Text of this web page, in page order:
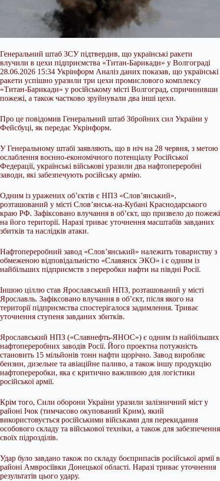
Генеральний штаб ЗСУ підтвердив, що українські ракети
влучили в цехи підприємства «Титан-Барикади» у Волгограді
28.06.2026 15:34 Укрінформ Аналіз даних показав, що українські
ракети успішно уразили три цехи промислового комплексу
«Титан-Барикади» у російському місті Волгоград, спричинивши
пожежі, а також частково зруйнували два інші цехи.
Про це повідомив Генеральний штаб Збройних сил України у
Фейсбуці, як передає Укрінформ.
У Генеральному штабі заявляють, що в ніч на 28 червня, з метою
ослаблення воєнно-економічного потенціалу Російської
Федерації, українські військові уразили два нафтопереробні
заводи, які забезпечують російську армію.
Одним із уражених об’єктів є НПЗ «Слов’янський»,
розташований у місті Слов’янськ-на-Кубані Краснодарського
краю РФ. Зафіксовано влучання в об’єкт, що призвело до пожежі
на його території. Наразі триває уточнення масштабів завданих
збитків та наслідків атаки.
Нафтопереробний завод «Слов’янський» належить товариству з
обмеженою відповідальністю «Славянск ЭКО» і є одним із
найбільших підприємств з переробки нафти на півдні Росії.
Іншою ціллю став Ярославський НПЗ, розташований у місті
Ярославль. Зафіксовано влучання в об’єкт, після якого на
території підприємства спостерігалося задимлення. Триває
уточнення ступеня завданих збитків.
Ярославський НПЗ («Славнефть-ЯНОС») є одним із найбільших
нафтопереробних заводів Росії. Його проектна потужність
становить 15 мільйонів тонн нафти щорічно. Завод виробляє
бензин, дизельне та авіаційне паливо, а також іншу продукцію
нафтопереробки, яка є критично важливою для логістики
російської армії.
Крім того, Сили оборони України уразили залізничний міст у
районі Ічок (тимчасово окупований Крим), який
використовується російськими військами для перекидання
особового складу та військової техніки, а також для забезпечення
своїх підрозділів.
Удар було завдано також по складу боєприпасів російської армії в
районі Амвросіївки Донецької області. Наразі триває уточнення
результатів цього удару.